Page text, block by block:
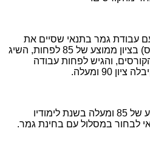
עבודת גמר בתנאי שסיים את
השנה הראשונה (22 ש"ס) בציון ממוצע של 85 לפחות, השיג
והגיש לפחות עבודה
90 ומעלה.
גם תלמיד שהשיג ממוצע של 85 ומעלה בשנת לימודיו